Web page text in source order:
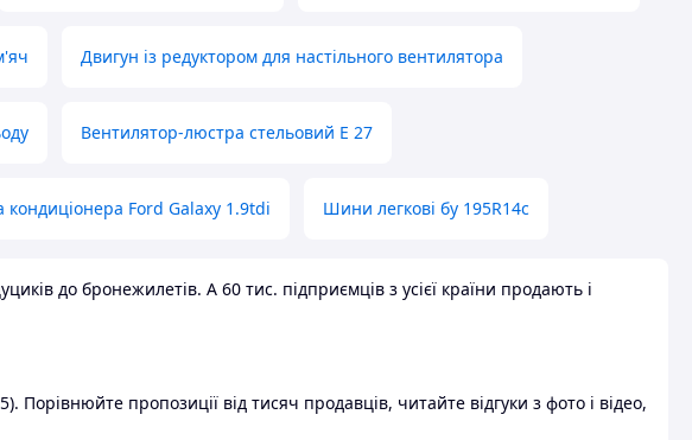
Двигун із редуктором для настільного вентилятора
Вентилятор-люстра стельовий E 27
кондиціонера Ford Galaxy 1.9tdi Шини легкові бу 195R14c
до бронежилетів. А 60 тис. підприємців з усієї країни продають і
пропозиції від тисяч продавців, читайте відгуки з фото і відео,